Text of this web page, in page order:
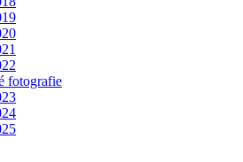
fotografie